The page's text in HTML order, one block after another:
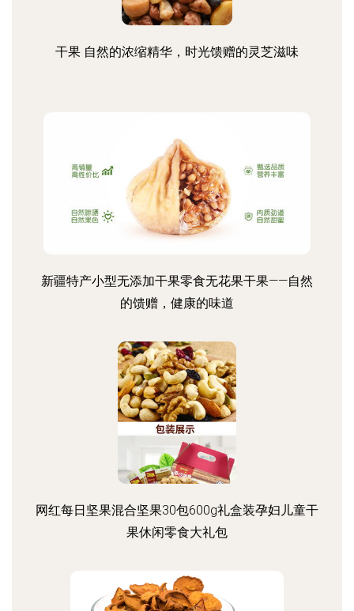
干果 自然的浓缩精华，时光馈赠的灵芝滋味
新疆特产小型无添加干果零食无花果干果——自然
的馈赠，健康的味道
网红每日坚果混合坚果30包600g礼盒装孕妇儿童干
果休闲零食大礼包